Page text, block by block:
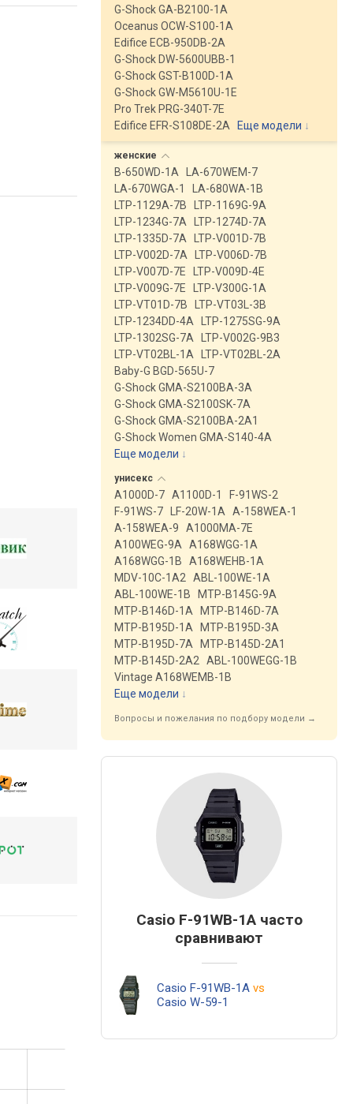
G-Shock GA-B2100-1A
Oceanus OCW-S100-1A
Edifice ECB-950DB-2A
G-Shock DW-5600UBB-1
G-Shock GST-B100D-1A
G-Shock GW-M5610U-1E
Pro Trek PRG-340T-7E
Edifice EFR-S108DE-2A
Еще модели ↓
женские
B-650WD-1A
LA-670WEM-7
LA-670WGA-1
LA-680WA-1B
LTP-1129A-7B
LTP-1169G-9A
LTP-1234G-7A
LTP-1274D-7A
LTP-1335D-7A
LTP-V001D-7B
LTP-V002D-7A
LTP-V006D-7B
LTP-V007D-7E
LTP-V009D-4E
LTP-V009G-7E
LTP-V300G-1A
LTP-VT01D-7B
LTP-VT03L-3B
LTP-1234DD-4A
LTP-1275SG-9A
LTP-1302SG-7A
LTP-V002G-9B3
LTP-VT02BL-1A
LTP-VT02BL-2A
Baby-G BGD-565U-7
G-Shock GMA-S2100BA-3A
G-Shock GMA-S2100SK-7A
G-Shock GMA-S2100BA-2A1
G-Shock Women GMA-S140-4A
Еще модели ↓
унисекс
A1000D-7 A1100D-1
F-91WS-2
F-91WS-7
LF-20W-1A
A-158WEA-1
A-158WEA-9
A1000MA-7E
A100WEG-9A
A168WGG-1A
A168WGG-1B
A168WEHB-1A
MDV-10C-1A2
ABL-100WE-1A
ABL-100WE-1B
MTP-B145G-9A
MTP-B146D-1A
MTP-B146D-7A
MTP-B195D-1A
MTP-B195D-3A
MTP-B195D-7A
MTP-B145D-2A1
MTP-B145D-2A2
ABL-100WEGG-1B
Vintage A168WEMB-1B
Еще модели ↓
Вопросы и пожелания по подбору модели →
Casio F-91WB-1A часто
сравнивают
Casio F-91WB-1A vs
Casio W-59-1